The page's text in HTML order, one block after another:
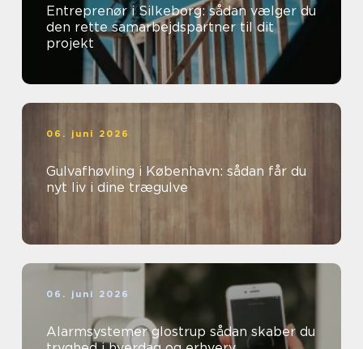
Entreprenør i Silkeborg: sådan vælger du
den rette samarbejdspartner til dit
projekt
06. juni 2026
Gulvafhøvling i København: sådan får du
nyt liv i dine trægulve
06. juni 2026
Alarmsystemer glostrup sådan skaber du